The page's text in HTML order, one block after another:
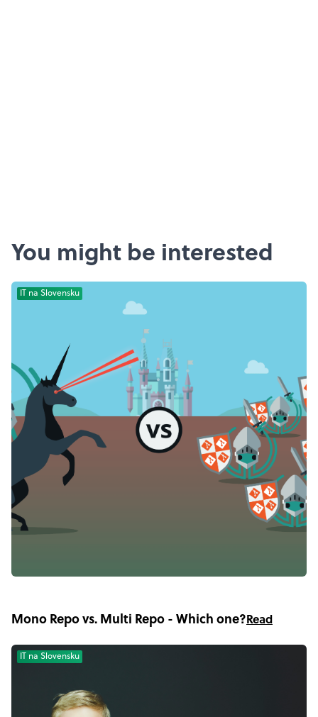
You might be interested
IT na Slovensku
Mono Repo vs. Multi Repo - Which one?Read
IT na Slovensku